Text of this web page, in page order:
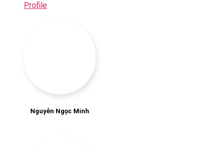
Profile
Nguyễn Ngọc Minh